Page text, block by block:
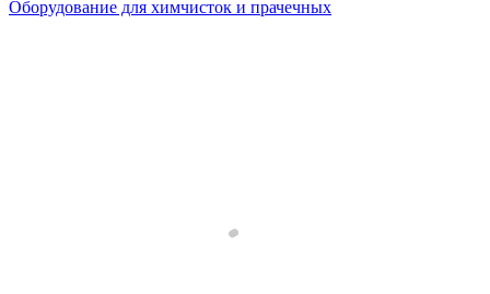
Оборудование для химчисток и прачечных